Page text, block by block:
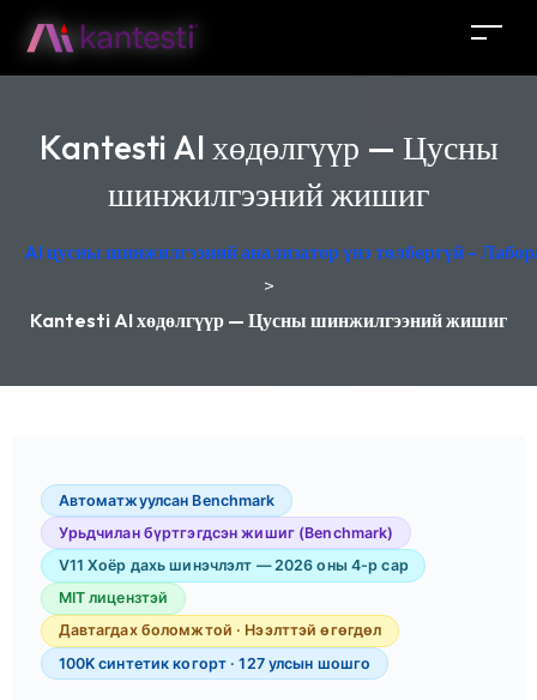
Kantesti AI хөдөлгүүр — Цусны
шинжилгээний жишиг
AI цусны шинжилгээний анализатор үнэ төлбөргүй -
>
Kantesti AI хөдөлгүүр — Цусны шинжилгээний жишиг
Автоматжуулсан Benchmark
Урьдчилан бүртгэгдсэн жишиг (Benchmark)
V11 Хоёр дахь шинэчлэлт — 2026 оны 4-р сар
MIT лицензтэй
Давтагдах боломжтой · Нээлттэй өгөгдөл
100K синтетик когорт · 127 улсын шошго